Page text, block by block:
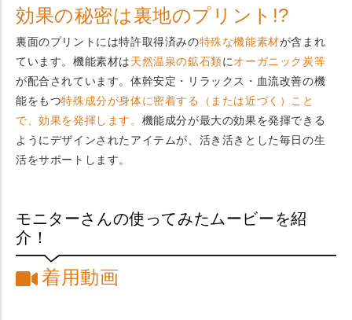
効果の秘密は裏地のプリント!?
裏面のプリントには特許取得済みの特殊な機能素材が含まれ
ています。機能素材は天然温泉の鉱石類にオーガニック炭等
が配合されています。体幹安定・リラックス・血流改善の機
能をもつ特殊成分が身体に密着する（または近づく）こと
で、効果を発揮します。 機能成分が最大の効果を発揮できる
ようにデザインされたアイテムが、活き活きとした毎日の生
活をサポートします。
モニターさんの使ってみたムービーを紹
介！
着用動画